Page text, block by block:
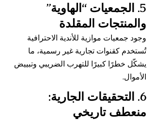
5. الجمعيات “الهاوية”
والمنتجات المقلدة
وجود جمعيات موازية للأندية الاحترافية
تُستخدم كقنوات تجارية غير رسمية، ما
يشكّل خطرًا كبيرًا للتهرب الضريبي وتبييض
الأموال.
6. التحقيقات الجارية:
منعطف تاريخي